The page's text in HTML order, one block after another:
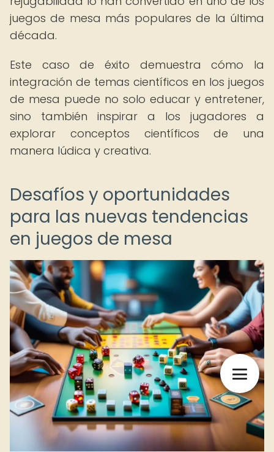
juegos de mesa más populares de la última
década.
Este caso de éxito demuestra cómo la
integración de temas científicos en los juegos
de mesa puede no solo educar y entretener,
sino también inspirar a los jugadores a
explorar conceptos científicos de una
manera lúdica y creativa.
Desafíos y oportunidades
para las nuevas tendencias
en juegos de mesa